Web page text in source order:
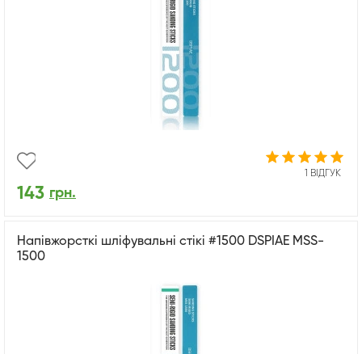
1 ВІДГУК
143 грн.
Напівжорсткі шліфувальні стікі #1500 DSPIAE MSS-
1500